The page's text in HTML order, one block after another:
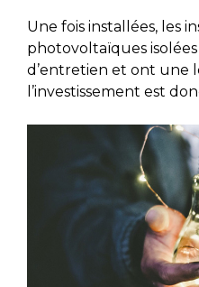
Une fois installées, les
photovoltaïques
d’entretien et ont une
l’investissement est